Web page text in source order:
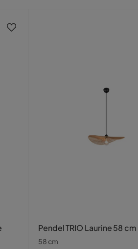
Pendel TRIO Laurine 58 cm
58 cm